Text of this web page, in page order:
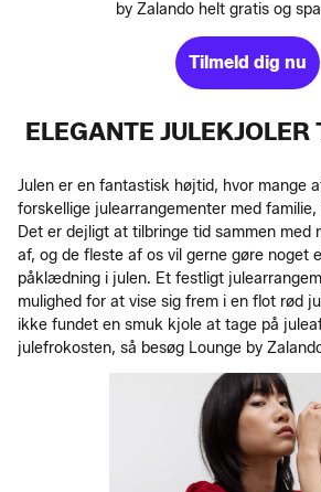
by Zalando helt gratis og
Tilmeld dig nu
ELEGANTE
Julen er en fantastisk højtid, hvor mange
forskellige julearrangementer med familie,
Det er dejligt at tilbringe tid sammen med
af, og de fleste af os vil gerne gøre noget
påklædning i julen. Et festligt
mulighed for at vise sig frem i en flot rød
ikke fundet en smuk kjole at tage på
julefrokosten, så besøg Lounge by